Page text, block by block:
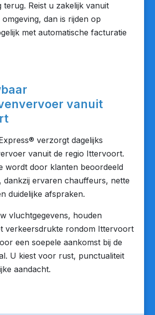
terug. Reist u zakelijk vanuit
dan is rijden op
met automatische facturatie
vanuit
verzorgt dagelijks
vanuit de regio Ittervoort.
wordt door klanten beoordeeld
dankzij ervaren chauffeurs, nette
duidelijke afspraken.
vluchtgegevens, houden
verkeersdrukte rondom Ittervoort
een soepele aankomst bij de
U kiest voor rust, punctualiteit
aandacht.